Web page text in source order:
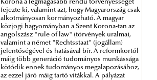
Korona a legmagasabb rendű törvényességet
fejezte ki, valamint azt, hogy Magyarország csak
alkotmányosan kormányozható. A magyar
közjogi hagyományban a Szent Korona-tan az
angolszász "rule of law" (törvények uralma),
valamint a német "Rechtsstaat" (jogállam)
jelentőségével és hatásával bír. A reformkortól
máig több generáció tudományos munkássága
kötődik ennek tudományos megalapozásához,
az ezzel járó máig tartó vitákkal. A pályázat